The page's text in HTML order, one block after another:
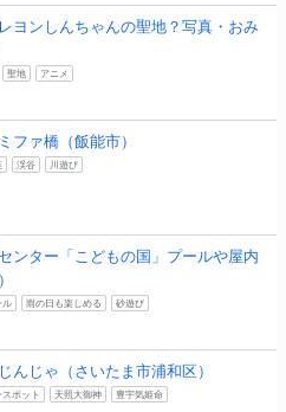
ヨンしんちゃんの聖地？写真・おみ
聖地 アニメ
ファ橋（飯能市）
渓谷 川遊び
ンター「こどもの国」プールや屋内
ル 雨の日も楽しめる 砂遊び
んじゃ（さいたま市浦和区）
スポット 天照大御神 豊宇気姫命